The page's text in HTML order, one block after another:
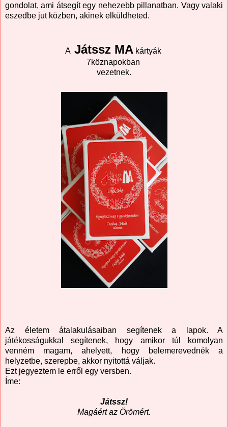
gondolat, ami átsegít egy nehezebb pillanatban. Vagy valaki
eszedbe jut közben, akinek elküldheted.
A Játssz MAkártyák
7köznapokban
vezetnek.
Az életem átalakulásaiban segítenek a lapok. A
játékosságukkal segítenek, hogy amikor túl komolyan
venném magam, ahelyett, hogy belemerevednék a
helyzetbe, szerepbe, akkor nyitottá váljak.
Ezt jegyeztem le erről egy versben.
Íme:
Játssz!
Magáért az Örömért.